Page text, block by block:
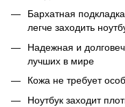
Бархатная
легче заходить
Надежная и
лучших в мире
Кожа не требует
Ноутбук заходит